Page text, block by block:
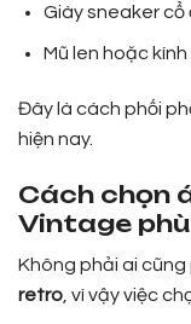
Giày sneaker cổ
Mũ len hoặc
Đây là cách phối
hiện nay.
Cách chọn
Vintage
Không phải ai cũng
retro , vì vậy việc